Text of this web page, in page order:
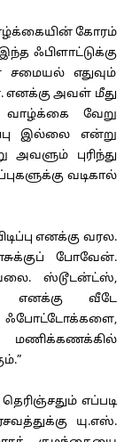
கோரம்
ஃபிளாட்டுக்கு
சமையல் எதுவும்
எனக்கு அவள் மீது
வாழ்க்கை வேறு
இல்லை என்று
புரிந்து
வடிகால்
எனக்கு வரல.
போவேன்.
ஸ்டூடன்ட்ஸ்,
எனக்கு வீடே
ஃபோட்டோக்களை,
எப்படி
யு.எஸ்.